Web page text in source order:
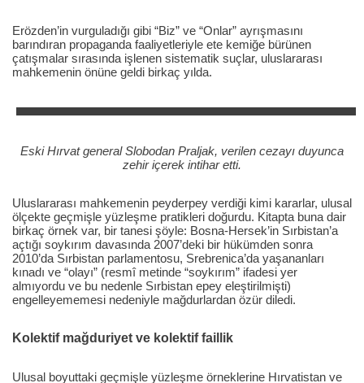
Erözden’in vurguladığı gibi “Biz” ve “Onlar” ayrışmasını
barındıran propaganda faaliyetleriyle ete kemiğe bürünen
çatışmalar sırasında işlenen sistematik suçlar, uluslararası
mahkemenin önüne geldi birkaç yılda.
Eski Hırvat general Slobodan Praljak, verilen cezayı duyunca
zehir içerek intihar etti.
Uluslararası mahkemenin peyderpey verdiği kimi kararlar, ulusal
ölçekte geçmişle yüzleşme pratikleri doğurdu. Kitapta buna dair
birkaç örnek var, bir tanesi şöyle: Bosna-Hersek’in Sırbistan’a
açtığı soykırım davasında 2007’deki bir hükümden sonra
2010’da Sırbistan parlamentosu, Srebrenica’da yaşananları
kınadı ve “olayı” (resmî metinde “soykırım” ifadesi yer
almıyordu ve bu nedenle Sırbistan epey eleştirilmişti)
engelleyememesi nedeniyle mağdurlardan özür diledi.
Kolektif mağduriyet ve kolektif faillik
Ulusal boyuttaki geçmişle yüzleşme örneklerine Hırvatistan ve